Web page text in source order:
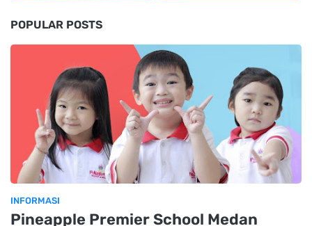
POPULAR POSTS
INFORMASI
Pineapple Premier School Medan